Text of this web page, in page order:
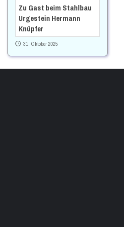
Zu Gast beim Stahlbau
Urgestein Hermann
Knüpfer
31. Oktober 2025